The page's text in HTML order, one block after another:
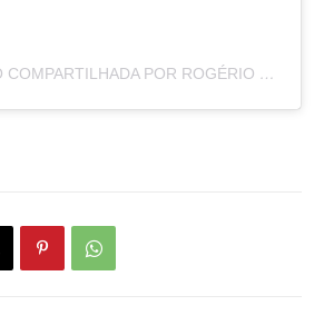
UMA PUBLICAÇÃO COMPARTILHADA POR ROGÉRIO MORRO DA CRUZ (@ROGERIOMORRODACRUZ)